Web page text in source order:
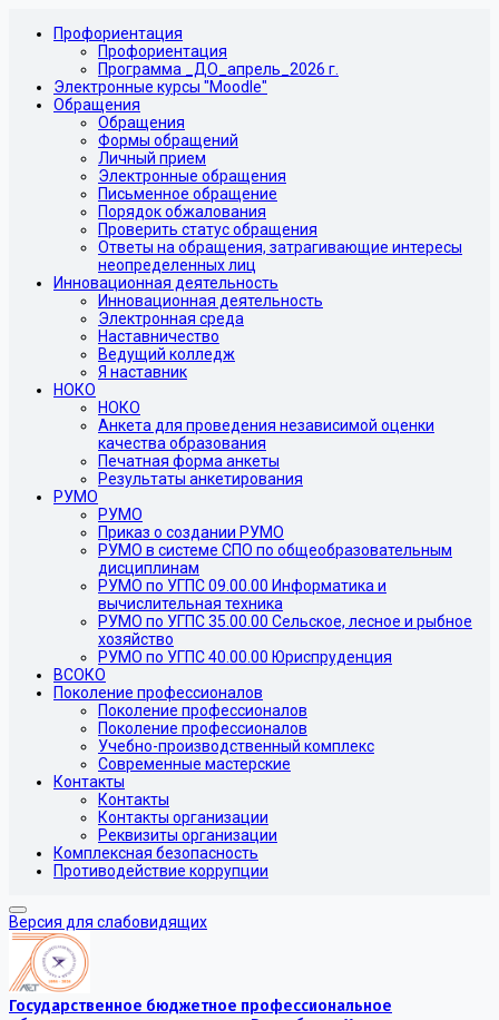
Профориентация
Профориентация
Программа _ДО_апрель_2026 г.
Электронные курсы "Moodle"
Обращения
Обращения
Формы обращений
Личный прием
Электронные обращения
Письменное обращение
Порядок обжалования
Проверить статус обращения
Ответы на обращения, затрагивающие интересы
неопределенных лиц
Инновационная деятельность
Инновационная деятельность
Электронная среда
Наставничество
Ведущий колледж
Я наставник
НОКО
НОКО
Анкета для проведения независимой оценки
качества образования
Печатная форма анкеты
Результаты анкетирования
РУМО
РУМО
Приказ о создании РУМО
РУМО в системе СПО по общеобразовательным
дисциплинам
РУМО по УГПС 09.00.00 Информатика и
вычислительная техника
РУМО по УГПС 35.00.00 Сельское, лесное и рыбное
хозяйство
РУМО по УГПС 40.00.00 Юриспруденция
ВСОКО
Поколение профессионалов
Поколение профессионалов
Поколение профессионалов
Учебно-производственный комплекс
Современные мастерские
Контакты
Контакты
Контакты организации
Реквизиты организации
Комплексная безопасность
Противодействие коррупции
Версия для слабовидящих
Государственное бюджетное профессиональное